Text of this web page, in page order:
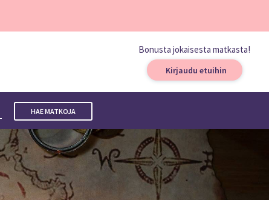
Bonusta jokaisesta matkasta!
Kirjaudu etuihin
HAE MATKOJA